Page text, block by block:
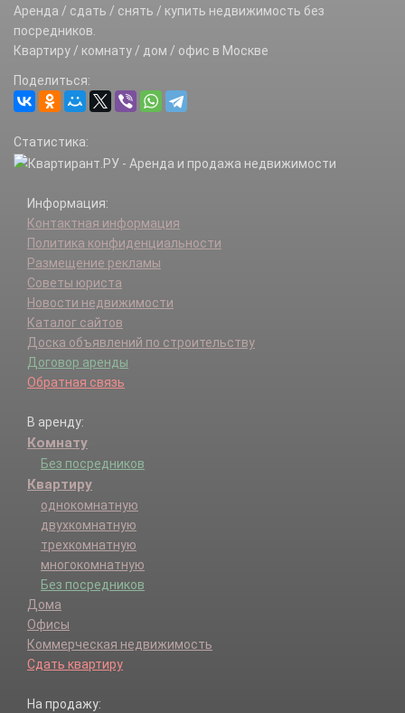
Аренда / сдать / снять / купить недвижимость без
посредников.
Квартиру / комнату / дом / офис в Москве
Поделиться:
Статистика:
Информация:
Контактная информация
Политика конфиденциальности
Размещение рекламы
Советы юриста
Новости недвижимости
Каталог сайтов
Доска объявлений по строительству
Договор аренды
Обратная связь
В аренду:
Комнату
Без посредников
Квартиру
однокомнатную
двухкомнатную
трехкомнатную
многокомнатную
Без посредников
Дома
Офисы
Коммерческая недвижимость
Сдать квартиру
На продажу: